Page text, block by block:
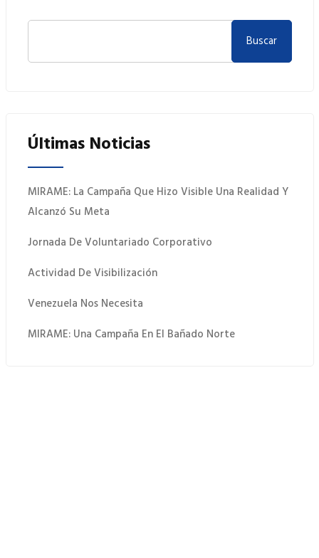
Buscar
Últimas Noticias
MIRAME: La Campaña Que Hizo Visible Una Realidad Y
Alcanzó Su Meta
Jornada De Voluntariado Corporativo
Actividad De Visibilización
Venezuela Nos Necesita
MIRAME: Una Campaña En El Bañado Norte